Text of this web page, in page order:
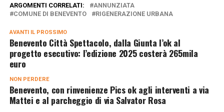
ARGOMENTI CORRELATI:
ANNUNZIATA
COMUNE DI BENEVENTO
RIGENERAZIONE URBANA
AVANTI IL ​​PROSSIMO
Benevento Città Spettacolo, dalla Giunta l’ok al
progetto esecutivo: l’edizione 2025 costerà 265mila
euro
NON PERDERE
Benevento, con rinvenienze Pics ok agli interventi a via
Mattei e al parcheggio di via Salvator Rosa